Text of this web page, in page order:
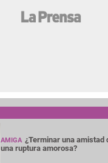
AMIGA ¿Terminar una amistad
una ruptura amorosa?